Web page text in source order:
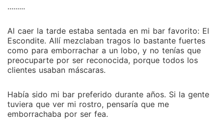
.........
Al caer la tarde estaba sentada en mi bar favorito: El
Escondite. Allí mezclaban tragos lo bastante fuertes
como para emborrachar a un lobo, y no tenías que
preocuparte por ser reconocida, porque todos los
clientes usaban máscaras.
Había sido mi bar preferido durante años. Si la gente
tuviera que ver mi rostro, pensaría que me
emborrachaba por ser fea.